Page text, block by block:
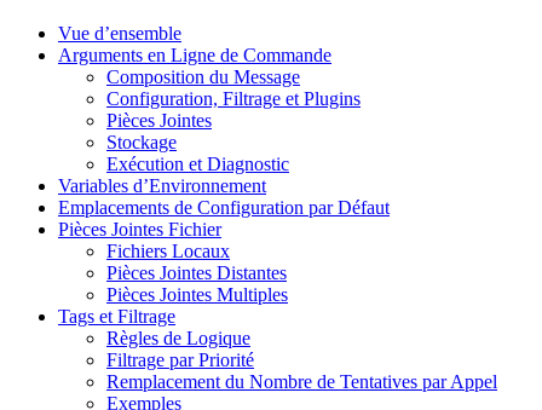
Vue d’ensemble
Arguments en Ligne de Commande
Composition du Message
Configuration, Filtrage et Plugins
Pièces Jointes
Stockage
Exécution et Diagnostic
Variables d’Environnement
Emplacements de Configuration par Défaut
Pièces Jointes Fichier
Fichiers Locaux
Pièces Jointes Distantes
Pièces Jointes Multiples
Tags et Filtrage
Règles de Logique
Filtrage par Priorité
Remplacement du Nombre de Tentatives par Appel
Exemples